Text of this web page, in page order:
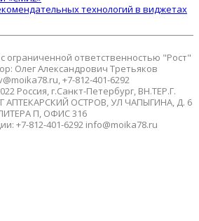
технологий в виджетах
ограниченной ответственностью "Рост"
Олег Александрович Третьяков
+7-812-401-6292
Россия, г.Санкт-Петербург, ВН.ТЕР.Г.
ОСТРОВ, УЛ ЧАПЫГИНА, Д. 6
П, ОФИС 316
+7-812-401-6292 info@moika78.ru